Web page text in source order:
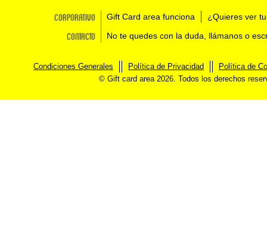
Corporativo Gift Card area funciona ¿Quieres ver
Contacto No te quedes con la duda, llámanos o
Condiciones Generales Política de Privacidad
Política de
© Gift card area 2026. Todos los derechos